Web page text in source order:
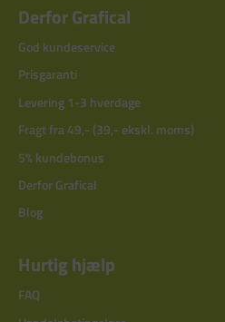
Derfor Grafical
God kundeservice
Prisgaranti
Levering 1-3 hverdage
Fragt fra 49,- (39,- ekskl. moms)
5% kundebonus
Derfor Grafical
Blog
Hurtig hjælp
FAQ